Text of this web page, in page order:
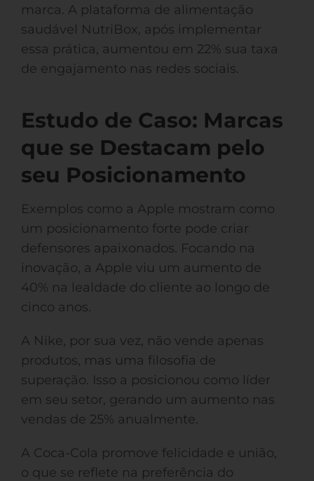
marca. A plataforma de alimentação
saudável NutriBox, após implementar
essa prática, aumentou em 22% sua taxa
de engajamento nas redes sociais.
Estudo de Caso: Marcas
que se Destacam pelo
seu Posicionamento
Exemplos como a Apple mostram como
um posicionamento forte pode criar
defensores apaixonados. Focando na
inovação, a Apple viu um aumento de
40% na lealdade do cliente ao longo de
cinco anos.
A Nike, por sua vez, não vende apenas
produtos, mas uma filosofia de
superação. Isso a posicionou como líder
em seu setor, gerando um aumento nas
vendas de 25% anualmente.
A Coca-Cola promove felicidade e união,
o que se reflete na preferência do